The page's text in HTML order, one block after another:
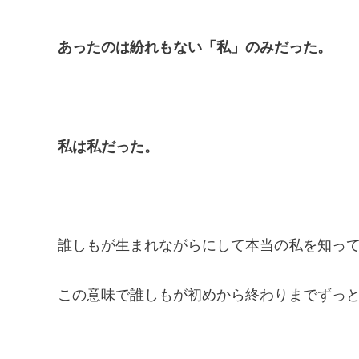
あったのは紛れもない「私」のみだった。
私は私だった。
誰しもが生まれながらにして本当の私を知って
この意味で誰しもが初めから終わりまでずっ